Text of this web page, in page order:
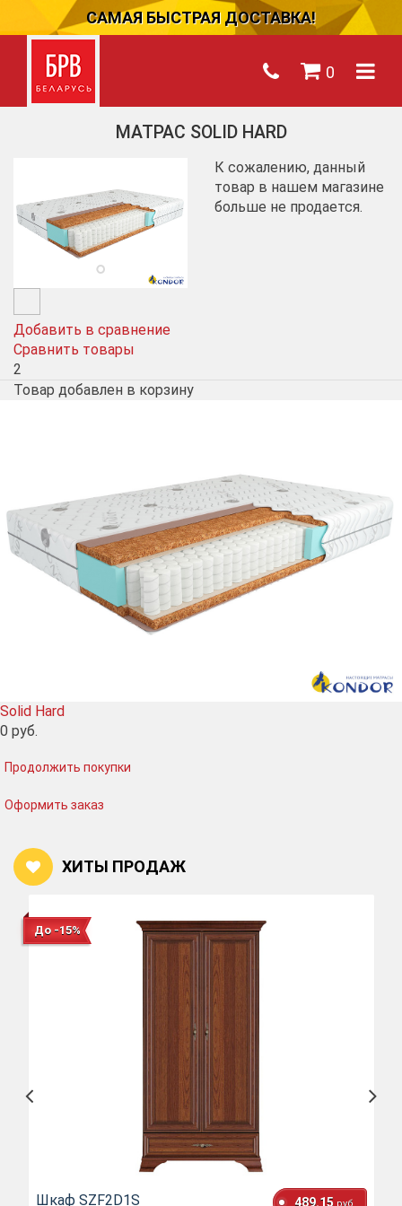
САМАЯ БЫСТРАЯ ДОСТАВКА!
0
МАТРАС SOLID HARD
Добавить в сравнение
Сравнить товары
2
К сожалению, данный
товар в нашем магазине
больше не продается.
Товар добавлен в корзину
Solid Hard
0 руб.
Продолжить покупки
Оформить заказ
ХИТЫ ПРОДАЖ
До -15%
Шкаф SZF2D1S 489.15 руб.